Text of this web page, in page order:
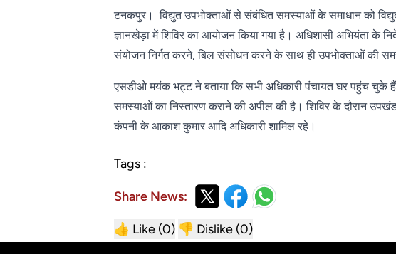
टनकपुर। विद्युत उपभोक्ताओं से संबंधित समस्याओं के समाधान को
ज्ञानखेड़ा में शिविर का आयोजन किया गया है। अधिशासी अभियंता के
संयोजन निर्गत करने, बिल संसोधन करने के साथ ही उपभोक्ताओं की
एसडीओ मयंक भट्ट ने बताया कि सभी अधिकारी पंचायत घर पहुंच चुके
समस्याओं का निस्तारण कराने की अपील की है। शिविर के दौरान
कंपनी के आकाश कुमार आदि अधिकारी शामिल रहे।
Tags :
Share News:
👍 Like (0) 👎 Dislike (0)